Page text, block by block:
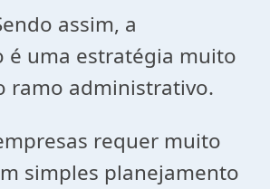
assim, a
é uma estratégia muito
ramo administrativo.
requer muito
simples planejamento